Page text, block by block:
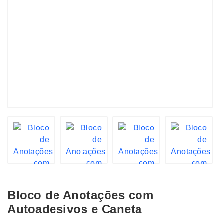
Bloco de Anotações com
Autoadesivos e Caneta